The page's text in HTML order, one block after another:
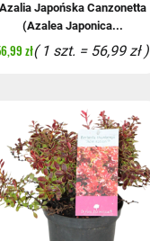
Azalia Japońska Canzonetta
(Azalea Japonica...
zł( 1 szt. = 56,99 zł )